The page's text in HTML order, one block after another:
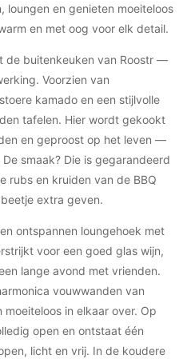
loungen en genieten moeiteloos
en met oog voor elk detail.
de buitenkeuken van Roostr —
Voorzien van
kamado en een stijlvolle
tafelen. Hier wordt gekookt
en geproost op het leven —
smaak? Die is gegarandeerd
rubs en kruiden van de BBQ
extra geven.
ontspannen loungehoek met
voor een goed glas wijn,
lange avond met vrienden.
vouwwanden van
in elkaar over. Op
open en ontstaat één
licht en vrij. In de koudere